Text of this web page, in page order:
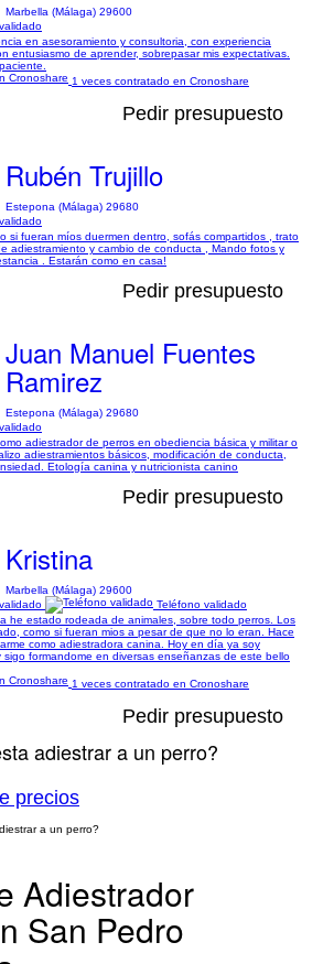
Marbella (Málaga) 29600
en asesoramiento y consultoria, con experiencia
entusiasmo de aprender, sobrepasar mis expectativas.
1 veces contratado en Cronoshare
Pedir presupuesto
Rubén Trujillo
Estepona (Málaga) 29680
si fueran míos duermen dentro, sofás compartidos , trato
adiestramiento y cambio de conducta , Mando fotos y
. Estarán como en casa!
Pedir presupuesto
Juan Manuel Fuentes
Ramirez
Estepona (Málaga) 29680
adiestrador de perros en obediencia básica y militar o
adiestramientos básicos, modificación de conducta,
Etología canina y nutricionista canino
Pedir presupuesto
Kristina
Marbella (Málaga) 29600
Teléfono validado
he estado rodeada de animales, sobre todo perros. Los
como si fueran mios a pesar de que no lo eran. Hace
como adiestradora canina. Hoy en día ya soy
sigo formandome en diversas enseñanzas de este bello
1 veces contratado en Cronoshare
Pedir presupuesto
adiestrar a un perro?
precios
Adiestrador
San Pedro